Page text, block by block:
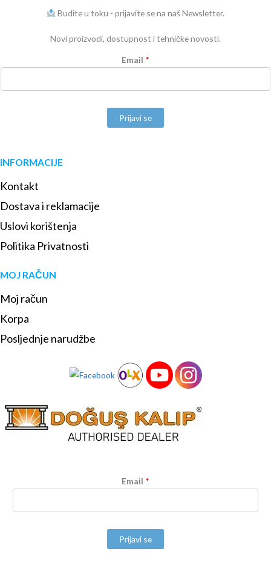
Budite u toku - prijavite se na naš Newsletter.
Novi proizvodi, dostupnost i tehničke novosti.
Email *
Prijavi se
INFORMACIJE
Kontakt
Dostava i reklamacije
Uslovi korištenja
Politika Privatnosti
MOJ RAČUN
Moj račun
Korpa
Posljednje narudžbe
Email *
Prijavi se